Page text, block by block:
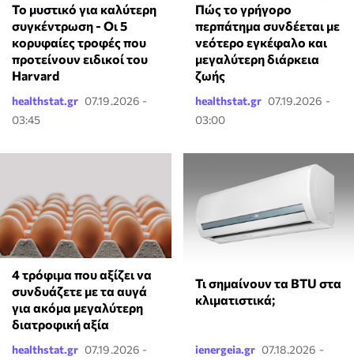
Το μυστικό για καλύτερη
συγκέντρωση - Οι 5
κορυφαίες τροφές που
προτείνουν ειδικοί του
Harvard
healthstat.gr 07.19.2026 -
03:45
Πώς το γρήγορο
περπάτημα συνδέεται με
νεότερο εγκέφαλο και
μεγαλύτερη διάρκεια
ζωής
healthstat.gr 07.19.2026 -
03:00
4 τρόφιμα που αξίζει να
συνδυάζετε με τα αυγά
για ακόμα μεγαλύτερη
διατροφική αξία
healthstat.gr 07.19.2026 -
Τι σημαίνουν τα BTU στα
κλιματιστικά;
ienergeia.gr 07.18.2026 -